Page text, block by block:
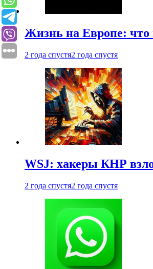
Жизнь на Европе: что
2 года спустя2 года спустя
WSJ: хакеры КНР
2 года спустя2 года спустя